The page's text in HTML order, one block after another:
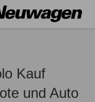
Kauf
und Auto